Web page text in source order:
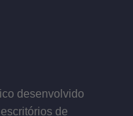
desenvolvido
de